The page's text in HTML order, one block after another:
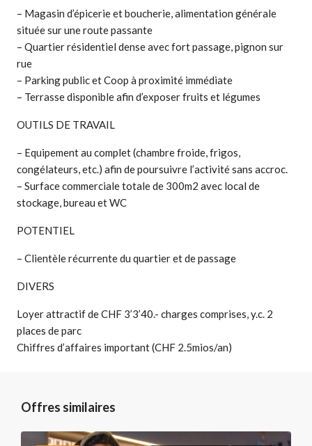
– Magasin d’épicerie et boucherie, alimentation générale
située sur une route passante
– Quartier résidentiel dense avec fort passage, pignon sur
rue
– Parking public et Coop à proximité immédiate
– Terrasse disponible afin d’exposer fruits et légumes
OUTILS DE TRAVAIL
– Equipement au complet (chambre froide, frigos,
congélateurs, etc.) afin de poursuivre l’activité sans accroc.
– Surface commerciale totale de 300m2 avec local de
stockage, bureau et WC
POTENTIEL
– Clientèle récurrente du quartier et de passage
DIVERS
Loyer attractif de CHF 3’3’40.- charges comprises, y.c. 2
places de parc
Chiffres d’affaires important (CHF 2.5mios/an)
Offres similaires